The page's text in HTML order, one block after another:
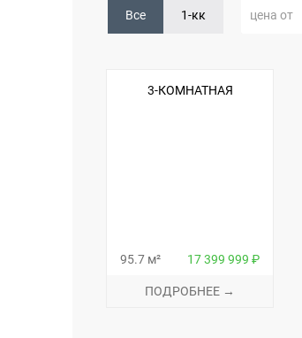
Все 1-кк
3-КОМНАТНАЯ
95.7 м² 17 399 999 ₽
ПОДРОБНЕЕ →